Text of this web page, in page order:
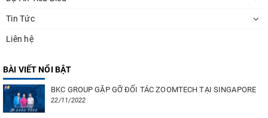
Tin Tức
Liên hệ
BÀI VIẾT NỔI BẬT
BKC GROUP GẶP GỠ ĐỐI TÁC ZOOMTECH TẠI SINGAPORE
22/11/2022